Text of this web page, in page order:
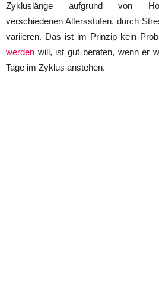
Zykluslänge aufgrund von
verschiedenen Altersstufen, durch
variieren. Das ist im Prinzip kein
werden will, ist gut beraten, wenn er
Tage im Zyklus anstehen.